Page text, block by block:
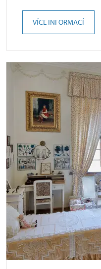
VÍCE INFORMACÍ